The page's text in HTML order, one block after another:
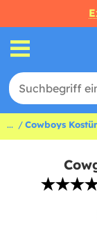
... Cowboys